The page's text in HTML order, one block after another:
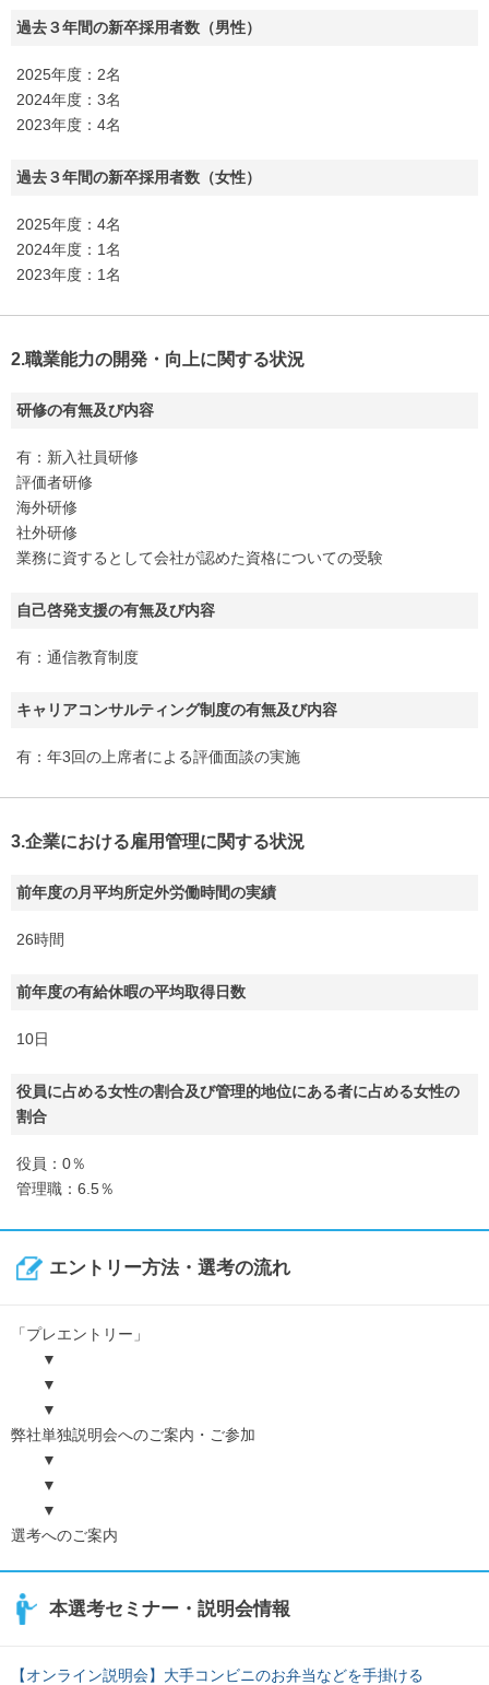
過去３年間の新卒採用者数（男性）
2025年度：2名
2024年度：3名
2023年度：4名
過去３年間の新卒採用者数（女性）
2025年度：4名
2024年度：1名
2023年度：1名
2.職業能力の開発・向上に関する状況
研修の有無及び内容
有：新入社員研修
評価者研修
海外研修
社外研修
業務に資するとして会社が認めた資格についての受験
自己啓発支援の有無及び内容
有：通信教育制度
キャリアコンサルティング制度の有無及び内容
有：年3回の上席者による評価面談の実施
3.企業における雇用管理に関する状況
前年度の月平均所定外労働時間の実績
26時間
前年度の有給休暇の平均取得日数
10日
役員に占める女性の割合及び管理的地位にある者に占める女性の
割合
役員：0％
管理職：6.5％
エントリー方法・選考の流れ
「プレエントリー」
▼
▼
▼
弊社単独説明会へのご案内・ご参加
▼
▼
▼
選考へのご案内
本選考セミナー・説明会情報
【オンライン説明会】大手コンビニのお弁当などを手掛ける